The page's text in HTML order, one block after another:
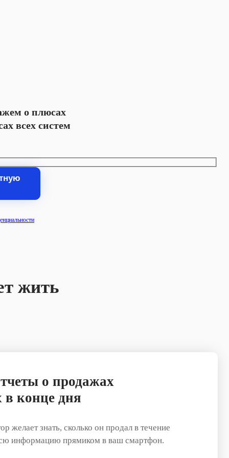
о плюсах
всех систем
жить
о продажах
в конце дня
желает знать, сколько он продал в течение
информацию прямиком в ваш смартфон.